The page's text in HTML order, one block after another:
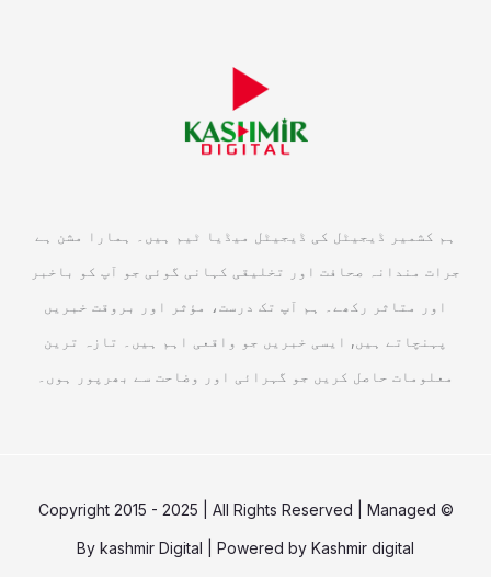
ہم کشمیر ڈیجیٹل کی ڈیجیٹل میڈیا ٹیم ہیں۔ ہمارا مشن ہے
جرات مندانہ صحافت اور تخلیقی کہانی گوئی جو آپ کو باخبر
اور متاثر رکھے۔ ہم آپ تک درست، مؤثر اور بروقت خبریں
پہنچاتے ہیں, ایسی خبریں جو واقعی اہم ہیں۔ تازہ ترین
معلومات حاصل کریں جو گہرائی اور وضاحت سے بھرپور ہوں۔
© Copyright 2015 - 2025 | All Rights Reserved | Managed
By kashmir Digital | Powered by Kashmir digital